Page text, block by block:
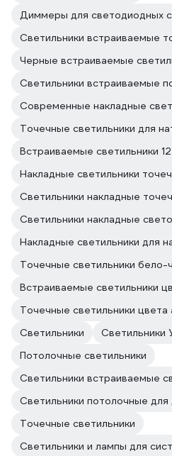
Диммеры для светодиодных
Светильники встраиваемые
Черные встраиваемые
Светильники встраиваемые
Современные накладные
Точечные светильники для
Встраиваемые светильники
Накладные светильники
Светильники накладные
Накладные светильники для
Точечные светильники бело-
Встраиваемые светильники
Точечные светильники цвета
Светильники
Светильники
Потолочные светильники
Светильники встраиваемые
Светильники потолочные для
Точечные светильники
Светильники и лампы для